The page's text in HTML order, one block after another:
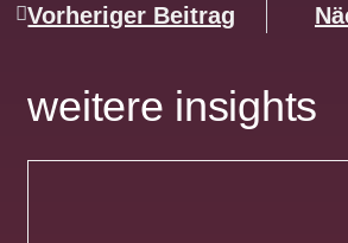
Vorheriger Beitrag
weitere insights